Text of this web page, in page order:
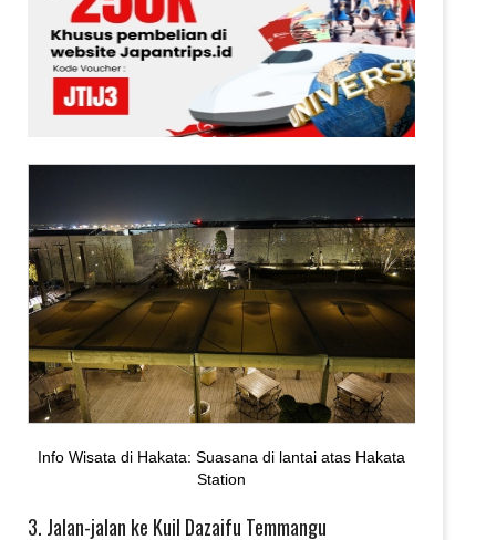
Info Wisata di Hakata: Suasana di lantai atas Hakata
Station
3. Jalan-jalan ke Kuil Dazaifu Temmangu